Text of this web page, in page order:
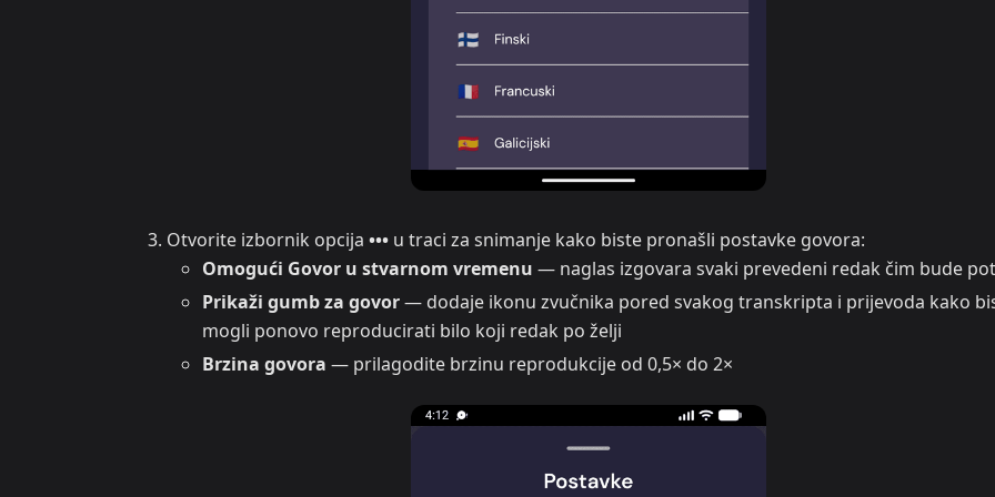
Otvorite izbornik opcija ••• u traci za snimanje kako biste pronašli postavke govora:
Omogući Govor u stvarnom vremenu — naglas izgovara svaki prevedeni redak čim bude
Prikaži gumb za govor— dodaje ikonu zvučnika pored svakog transkripta i prijevoda kako
mogli ponovo reproducirati bilo koji redak po želji
Brzina govora — prilagodite brzinu reprodukcije od 0,5× do 2×